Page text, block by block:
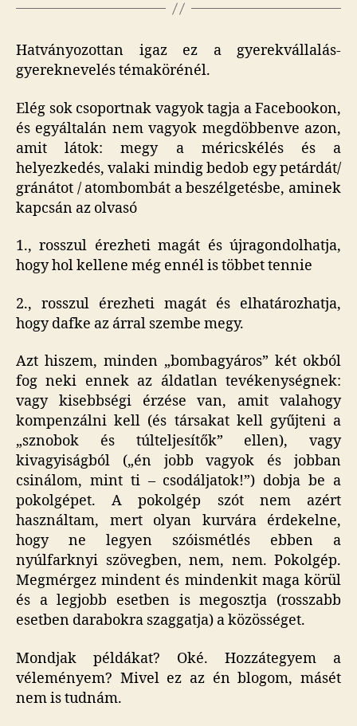
Hatványozottan igaz ez a gyerekvállalás-
gyereknevelés témakörénél.
Elég sok csoportnak vagyok tagja a Facebookon,
és egyáltalán nem vagyok megdöbbenve azon,
amit látok: megy a méricskélés és a
helyezkedés, valaki mindig bedob egy petárdát/
gránátot / atombombát a beszélgetésbe, aminek
kapcsán az olvasó
1., rosszul érezheti magát és újragondolhatja,
hogy hol kellene még ennél is többet tennie
2., rosszul érezheti magát és elhatározhatja,
hogy dafke az árral szembe megy.
Azt hiszem, minden „bombagyáros” két okból
fog neki ennek az áldatlan tevékenységnek:
vagy kisebbségi érzése van, amit valahogy
kompenzálni kell (és társakat kell gyűjteni a
„sznobok és túlteljesítők” ellen), vagy
kivagyiságból („én jobb vagyok és jobban
csinálom, mint ti – csodáljatok!”) dobja be a
pokolgépet. A pokolgép szót nem azért
használtam, mert olyan kurvára érdekelne,
hogy ne legyen szóismétlés ebben a
nyúlfarknyi szövegben, nem, nem. Pokolgép.
Megmérgez mindent és mindenkit maga körül
és a legjobb esetben is megosztja (rosszabb
esetben darabokra szaggatja) a közösséget.
Mondjak példákat? Oké. Hozzátegyem a
véleményem? Mivel ez az én blogom, másét
nem is tudnám.